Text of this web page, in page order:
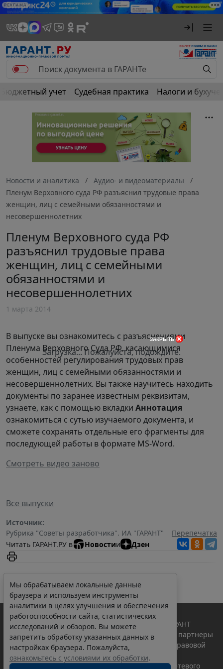
РЕКЛАМА
Бюджетный учет Судебная практика Налоги и
Новости и аналитика
Аудио- и видеоматериалы
Пленум Верховного суда РФ разъяснил трудовые права
женщин, лиц с семейными обязанностями и
несовершеннолетних
Пленум Верховного суда РФ
разъяснил трудовые права
женщин, лиц с семейными
обязанностями и
несовершеннолетних
1 марта 2014
В выпуске вы ознакомитесь с разъяснениями
Пленума Верховного Суда РФ, касающимися
особенностей регулирования трудовых прав
женщин, лиц с семейными обязанностями и
несовершеннолетних. Вы также научитесь находить
документы по заранее известным реквизитам,
узнаете, как с помощью вкладки Аннотация
ознакомиться с сутью изучаемого документа, и
сможете сохранять отдельные его фрагменты для
последующей работы в формате MS-Word.
Смотреть видео заново
Все выпуски
Источник:
Рубрика "Cоветы разработчика". ИА "ГАРАНТ"
Перепечатка
Читать ГАРАНТ.РУ в
Новостии Дзен
Мы обрабатываем локальные данные
браузера и используем инструменты
аналитики в целях улучшения и обеспечения
работоспособности сайта, статистических
исследований и обзоров. Вы можете
запретить обработку указанных данных в
настройках браузера. Пожалуйста,
ознакомьтесь с условиями их обработки.
© ООО "НПП "ГАРАНТ-СЕРВИС", 2026. Система ГАРАНТ
выпускается с 1990 года. Компания "Гарант" и ее партнеры
являются участниками Российской ассоциации правовой
информации ГАРАНТ.
Портал ГАРАНТ.РУ зарегистрирован в качестве сетевого
закрыть
Загрузка... Пожалуйста, подождите.